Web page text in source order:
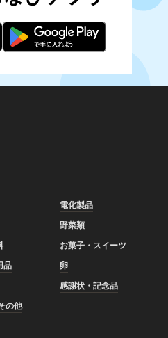
電化製品
野菜類
お菓子・スイーツ
品
卵
感謝状・記念品
の他